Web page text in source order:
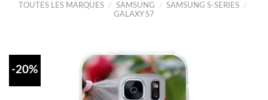
TOUTES LES MARQUES / SAMSUNG / SAMSUNG S-SERIES
/
GALAXY S7
-20%